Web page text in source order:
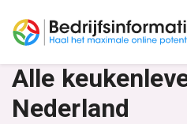
Alle
Nederland